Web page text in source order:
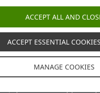
znalostí ESETESET
spol. s r. o. Všetky práva
ACCEPT ALL AND
ACCEPT ESSENTIAL
MANAGE COOKIES